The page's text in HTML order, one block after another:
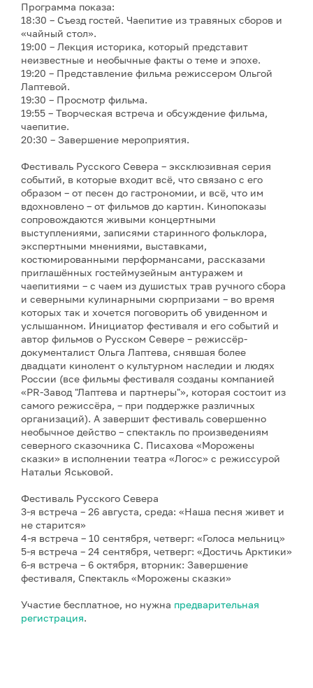
Программа показа:
18:30 – Съезд гостей. Чаепитие из травяных сборов и
«чайный стол».
19:00 – Лекция историка, который представит
неизвестные и необычные факты о теме и эпохе.
19:20 – Представление фильма режиссером Ольгой
Лаптевой.
19:30 – Просмотр фильма.
19:55 – Творческая встреча и обсуждение фильма,
чаепитие.
20:30 – Завершение мероприятия.
Фестиваль Русского Севера – эксклюзивная серия
событий, в которые входит всё, что связано с его
образом – от песен до гастрономии, и всё, что им
вдохновлено – от фильмов до картин. Кинопоказы
сопровождаются живыми концертными
выступлениями, записями старинного фольклора,
экспертными мнениями, выставками,
костюмированными перформансами, рассказами
приглашённых гостеймузейным антуражем и
чаепитиями – с чаем из душистых трав ручного сбора
и северными кулинарными сюрпризами – во время
которых так и хочется поговорить об увиденном и
услышанном. Инициатор фестиваля и его событий и
автор фильмов о Русском Севере – режиссёр-
документалист Ольга Лаптева, снявшая более
двадцати кинолент о культурном наследии и людях
России (все фильмы фестиваля созданы компанией
«PR-Завод "Лаптева и партнеры"», которая состоит из
самого режиссёра, – при поддержке различных
организаций). А завершит фестиваль совершенно
необычное действо – спектакль по произведениям
северного сказочника С. Писахова «Морожены
сказки» в исполнении театра «Логос» с режиссурой
Натальи Яськовой.
Фестиваль Русского Севера
3-я встреча – 26 августа, среда: «Наша песня живет и
не старится»
4-я встреча – 10 сентября, четверг: «Голоса мельниц»
5-я встреча – 24 сентября, четверг: «Достичь Арктики»
6-я встреча – 6 октября, вторник: Завершение
фестиваля, Спектакль «Морожены сказки»
Участие бесплатное, но нужна предварительная
регистрация.